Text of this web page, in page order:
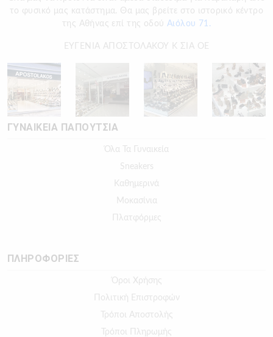
το φυσικό μας κατάστημα. Θα μας βρείτε στο ιστορικό κέντρο
της Αθήνας επί της οδού Αιόλου 71.
ΕΥΓΕΝΙΑ ΑΠΟΣΤΟΛΑΚΟΥ Κ ΣΙΑ ΟΕ
ΓΥΝΑΙΚΕΙΑ ΠΑΠΟΥΤΣΙΑ
Όλα Τα Γυναικεία
Sneakers
Καθημερινά
Μοκασίνια
Πλατφόρμες
ΠΛΗΡΟΦΟΡΙΕΣ
Όροι Χρήσης
Πολιτική Επιστροφών
Τρόποι Αποστολής
Τρόποι Πληρωμής